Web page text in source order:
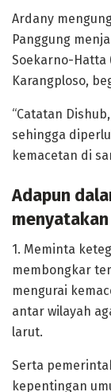
Ardany
Panggung
Soekarno-Hatta
Karangploso,
“Catatan
sehingga
kemacetan di
Adapun
1. Meminta
membongkar
mengurai
antar wilayah
larut.
Serta
kepentingan